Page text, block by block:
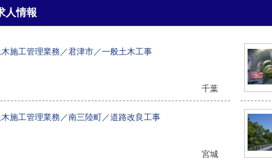
人情報
施工管理業務／君津市／一般土木工事
千葉
施工管理業務／南三陸町／道路改良工事
宮城